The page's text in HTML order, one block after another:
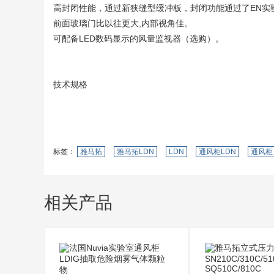
高封闭性能，通过新狭缝型缓冲板，封闭功能通过了EN实
前面玻璃门比以往更大,内部视角佳。
可配备LED数码显示的风量监视器（选购）。
技术规格
标签： 雅马拓 雅马拓LDN LDN 通风柜LDN 通风柜
相关产品